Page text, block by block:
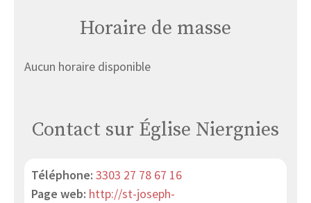
Horaire de masse
Aucun horaire disponible
Contact sur Église Niergnies
Téléphone: 3303 27 78 67 16
Page web: http://st-joseph-